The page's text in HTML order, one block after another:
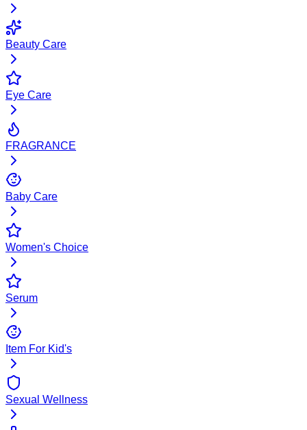
Beauty Care
Eye Care
FRAGRANCE
Baby Care
Women's Choice
Serum
Item For Kid's
Sexual Wellness